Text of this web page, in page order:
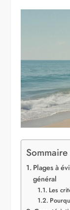
Sommaire
Plages à
général
Les